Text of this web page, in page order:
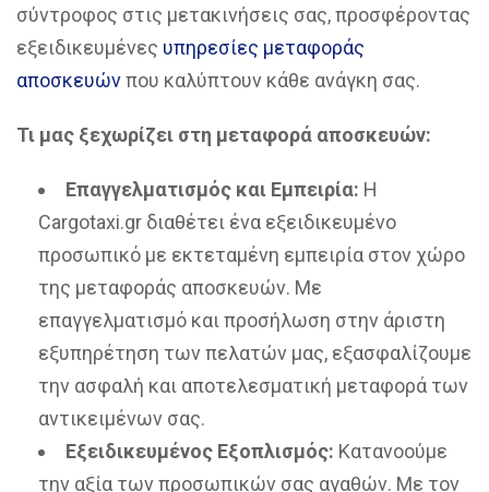
σύντροφος στις μετακινήσεις σας, προσφέροντας
εξειδικευμένες υπηρεσίες μεταφοράς
αποσκευώνπου καλύπτουν κάθε ανάγκη σας.
Τι μας ξεχωρίζει στη μεταφορά αποσκευών:
Επαγγελματισμός και Εμπειρία: Η
Cargotaxi.gr διαθέτει ένα εξειδικευμένο
προσωπικό με εκτεταμένη εμπειρία στον χώρο
της μεταφοράς αποσκευών. Με
επαγγελματισμό και προσήλωση στην άριστη
εξυπηρέτηση των πελατών μας, εξασφαλίζουμε
την ασφαλή και αποτελεσματική μεταφορά των
αντικειμένων σας.
Εξειδικευμένος Εξοπλισμός: Κατανοούμε
την αξία των προσωπικών σας αγαθών. Με τον